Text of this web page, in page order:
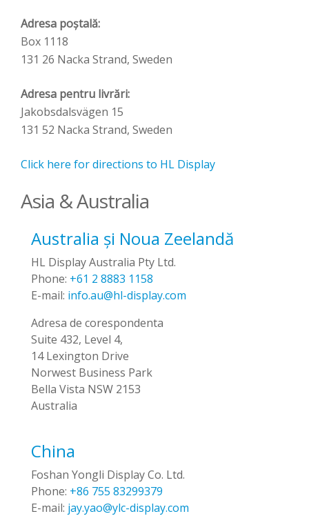
Adresa poștală:
Box 1118
131 26 Nacka Strand, Sweden
Adresa pentru livrări:
Jakobsdalsvägen 15
131 52 Nacka Strand, Sweden
Click here for directions to HL Display
Asia & Australia
Australia și Noua Zeelandă
HL Display Australia Pty Ltd.
Phone: +61 2 8883 1158
E-mail: info.au@hl-display.com
Adresa de corespondenta
Suite 432, Level 4,
14 Lexington Drive
Norwest Business Park
Bella Vista NSW 2153
Australia
China
Foshan Yongli Display Co. Ltd.
Phone: +86 755 83299379
E-mail: jay.yao@ylc-display.com